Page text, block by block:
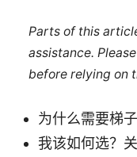
Parts of this
assistance.
before relying on
为什么需要梯
我该如何选？